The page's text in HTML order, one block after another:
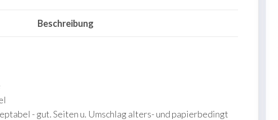
Das
Beschreibung
- gut. Seiten u. Umschlag alters- und papierbedingt